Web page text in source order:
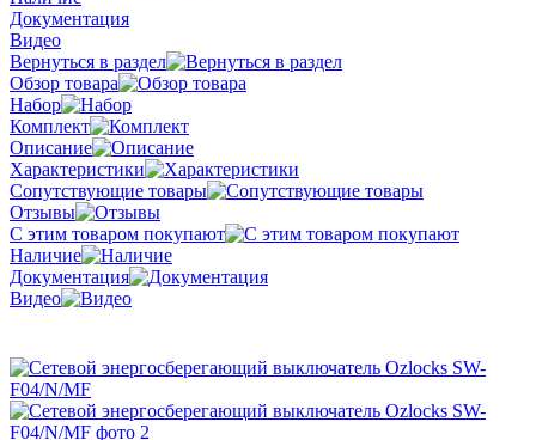
Документация
Видео
Вернуться в раздел
Обзор товара
Набор
Комплект
Описание
Характеристики
Сопутствующие товары
Отзывы
С этим товаром покупают
Наличие
Документация
Видео